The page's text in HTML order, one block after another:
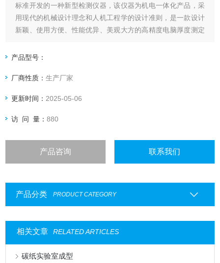
标准开发的一种新型检测仪器，该仪器为机电一体化产品，采
用现代的机械设计理念和人机工程学的设计准则，是一款设计
新颖、使用方便、性能优异、美观大方的高精度电脑厚度测定
试、转换、显示、记忆、打印、数据处理功能，是造纸、包
产品型号：
厂商性质：生产厂家
更新时间： 2025-05-06
访 问 量：880
产品咨询 联系我们
产品分类 PRODUCT CATEGORY
相关文章 RELATED ARTICLES
碳纸实验室成型